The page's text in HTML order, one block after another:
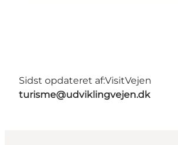
Sidst opdateret af:VisitVejen
turisme@udviklingvejen.dk